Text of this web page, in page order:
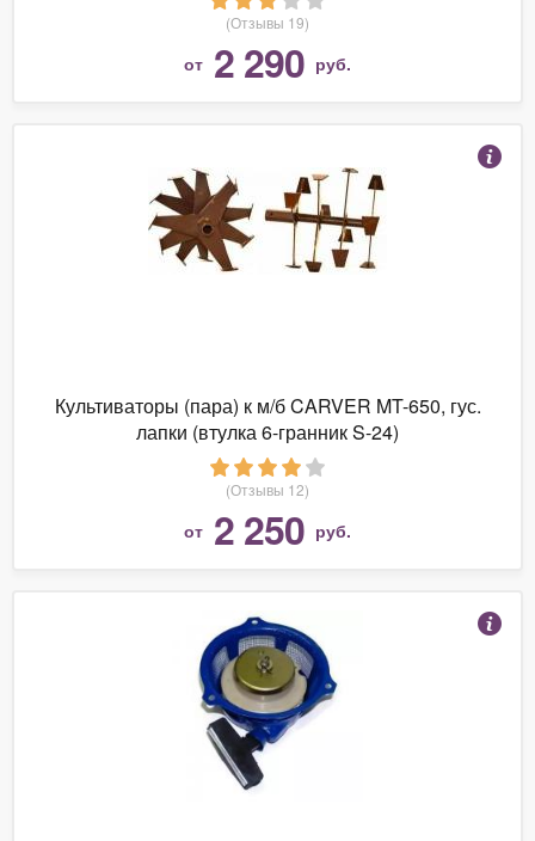
(Отзывы 19)
от 2 290 руб.
Культиваторы (пара) к м/б CARVER MT-650, гус.
лапки (втулка 6-гранник S-24)
(Отзывы 12)
от 2 250 руб.